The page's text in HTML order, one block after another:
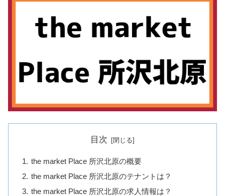
目次
the market Place 所沢北原の概要
the market Place 所沢北原のテナントは？
the market Place 所沢北原の求人情報は？